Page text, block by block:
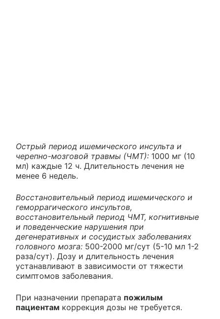
Острый период ишемического инсульта и
черепно-мозговой травмы (ЧМТ): 1000 мг (10
мл) каждые 12 ч. Длительность лечения не
менее 6 недель.
Восстановительный период ишемического и
геморрагического инсультов,
восстановительный период ЧМТ, когнитивные
и поведенческие нарушения при
дегенеративных и сосудистых заболеваниях
головного мозга: 500-2000 мг/сут (5-10 мл 1-2
раза/сут). Дозу и длительность лечения
устанавливают в зависимости от тяжести
симптомов заболевания.
При назначении препарата пожилым
пациентам коррекция дозы не требуется.